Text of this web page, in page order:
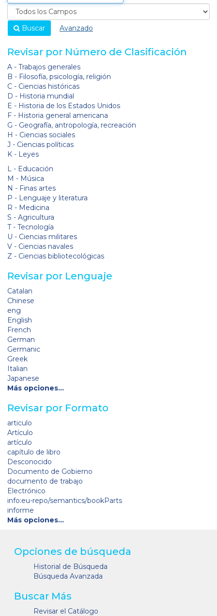
Buscar Avanzado
Revisar por Número de Clasificación
A - Trabajos generales
B - Filosofía, psicología, religión
C - Ciencias históricas
D - Historia mundial
E - Historia de los Estados Unidos
F - Historia general americana
G - Geografía, antropología, recreación
H - Ciencias sociales
J - Ciencias políticas
K - Leyes
L - Educación
M - Música
N - Finas artes
P - Lenguaje y literatura
R - Medicina
S - Agricultura
T - Tecnología
U - Ciencias militares
V - Ciencias navales
Z - Ciencias bibliotecológicas
Revisar por Lenguaje
Catalan
Chinese
eng
English
French
German
Germanic
Greek
Italian
Japanese
Más opciones…
Revisar por Formato
articulo
Artículo
artículo
capítulo de libro
Desconocido
Documento de Gobierno
documento de trabajo
Electrónico
info:eu-repo/semantics/bookParts
informe
Más opciones…
Opciones de búsqueda
Historial de Búsqueda
Búsqueda Avanzada
Buscar Más
Revisar el Catálogo